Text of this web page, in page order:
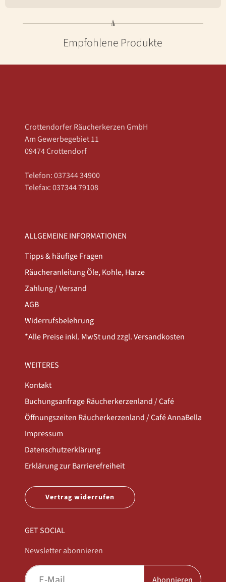
Empfohlene Produkte
Crottendorfer Räucherkerzen GmbH
Am Gewerbegebiet 11
09474 Crottendorf
Telefon: 037344 34900
Telefax: 037344 79108
ALLGEMEINE INFORMATIONEN
Tipps & häufige Fragen
Räucheranleitung Öle, Kohle, Harze
Zahlung / Versand
AGB
Widerrufsbelehrung
*Alle Preise inkl. MwSt und zzgl. Versandkosten
WEITERES
Kontakt
Buchungsanfrage Räucherkerzenland / Café
Öffnungszeiten Räucherkerzenland / Café AnnaBella
Impressum
Datenschutzerklärung
Erklärung zur Barrierefreiheit
Vertrag widerrufen
GET SOCIAL
Newsletter abonnieren